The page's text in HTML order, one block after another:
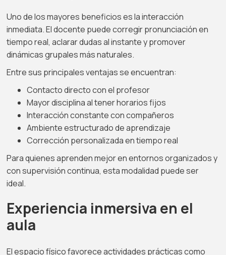
Uno de los mayores beneficios es la interacción
inmediata. El docente puede corregir pronunciación en
tiempo real, aclarar dudas al instante y promover
dinámicas grupales más naturales.
Entre sus principales ventajas se encuentran:
Contacto directo con el profesor
Mayor disciplina al tener horarios fijos
Interacción constante con compañeros
Ambiente estructurado de aprendizaje
Corrección personalizada en tiempo real
Para quienes aprenden mejor en entornos organizados y
con supervisión continua, esta modalidad puede ser
ideal.
Experiencia inmersiva en el
aula
El espacio físico favorece actividades prácticas como